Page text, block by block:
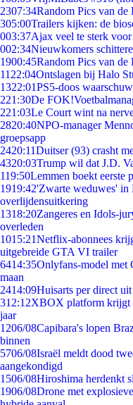
2307:34Random Pics van de
305:00Trailers kijken: de
003:37Ajax veel te sterk
002:34Nieuwkomers
1900:45Random Pics van de
11 22:04Ontslagen bij Halo
1322:01PS5-doos
221:30De
221:03Le Court wint na
2820:40NPO-manager
groepsapp
2420:11Duitser (93) crasht
4320:03Trump wil dat J.D.
119:50Lemmen boekt eerste
1919:42'Zwarte weduwes' in
overlijdensuitkering
1318:20Zangeres en Idols-
overleden
1015:21Netflix-abonnees
uitgebreide GTA VI trailer
6414:35Onlyfans-model met
maan
2414:09Huisarts per direct
312:12XBOX platform krijgt
jaar
1206/08Capibara's lopen
binnen
5706/08Israël meldt dood
aangekondigd
1506/08Hiroshima herdenkt
1906/08Drone met